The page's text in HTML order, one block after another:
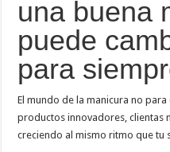
una buena
puede
para
El mundo de la manicura no para
productos innovadores, clientas
creciendo al mismo ritmo que tu